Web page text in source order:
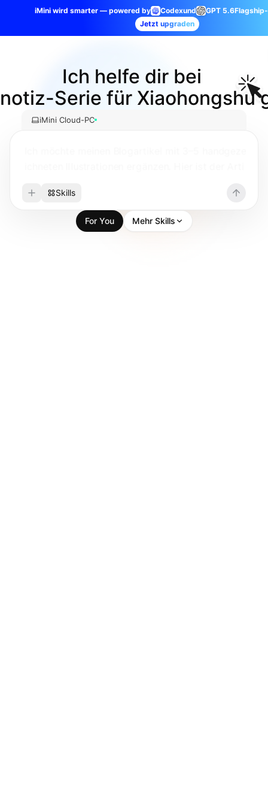
iMini wird smarter — powered by Codexund GPT 5.6
Jetzt upgraden
Von der Idee zu einem
Ich helfe dir bei
Serie für Xiaohongshu
iMini Cloud-PC
Skills
For You Mehr Skills